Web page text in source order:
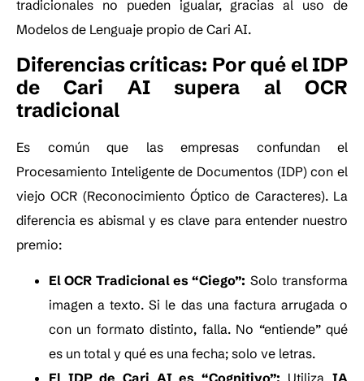
tradicionales no pueden igualar, gracias al uso de
Modelos de Lenguaje propio de Cari AI.
Diferencias críticas: Por qué el IDP
de Cari AI supera al OCR
tradicional
Es común que las empresas confundan el
Procesamiento Inteligente de Documentos (IDP) con el
viejo OCR (Reconocimiento Óptico de Caracteres). La
diferencia es abismal y es clave para entender nuestro
premio:
El OCR Tradicional es “Ciego”: Solo transforma
imagen a texto. Si le das una factura arrugada o
con un formato distinto, falla. No “entiende” qué
es un total y qué es una fecha; solo ve letras.
El IDP de Cari AI es “Cognitivo”: Utiliza IA